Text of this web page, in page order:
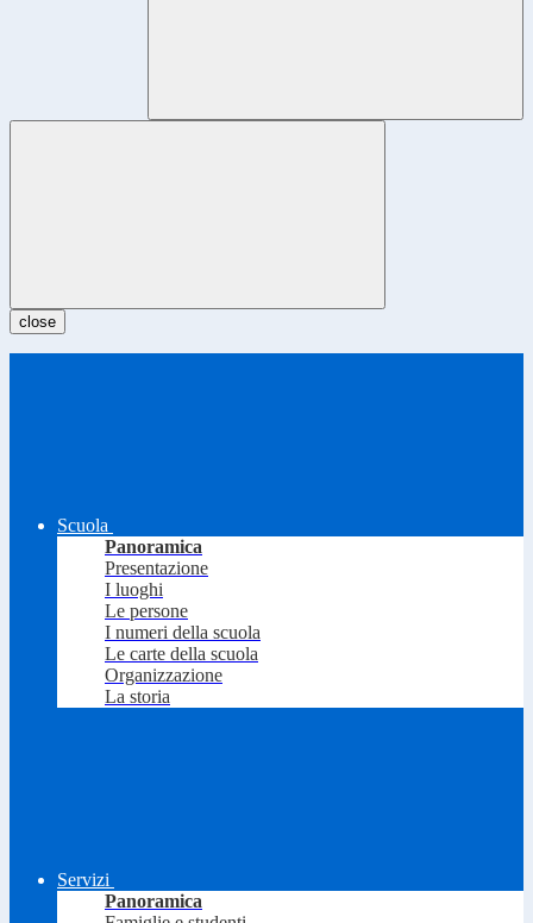
close
Scuola
Panoramica
Presentazione
I luoghi
Le persone
I numeri della scuola
Le carte della scuola
Organizzazione
La storia
Servizi
Panoramica